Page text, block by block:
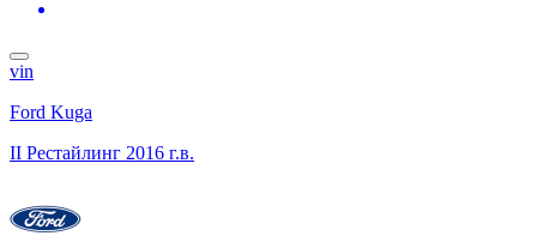
vin
Ford Kuga
II Рестайлинг 2016 г.в.